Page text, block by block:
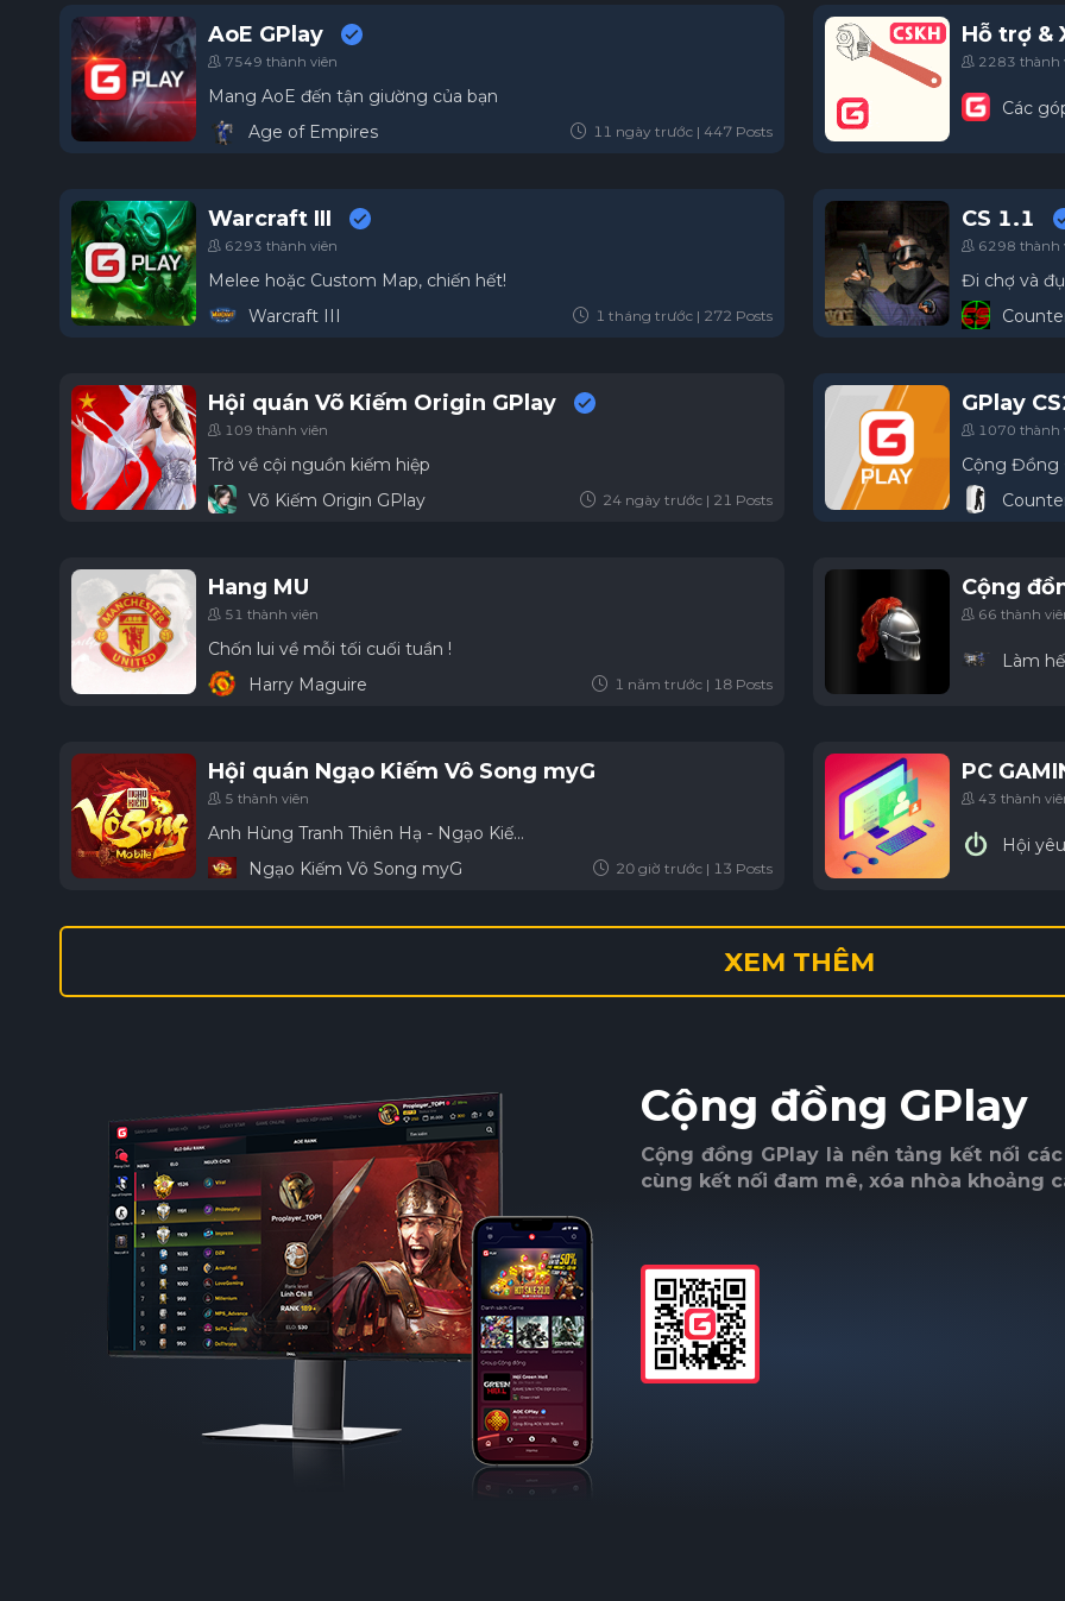
AoE GPlay
7549 thành viên
Mang AoE đến tận giường của bạn
Age of Empires
11 ngày trước | 447 Posts
Hỗ trợ &
2283 thành
Các
Warcraft III
6293 thành viên
Melee hoặc Custom Map, chiến hết!
Warcraft III
1 tháng trước | 272 Posts
CS 1.1
6298 thành
Đi chợ và
Hội quán Võ Kiếm Origin GPlay
109 thành viên
Trở về cội nguồn kiếm hiệp
Võ Kiếm Origin GPlay
24 ngày trước | 21 Posts
GPlay
1070 thành
Cộng Đồng
Hang MU
51 thành viên
Chốn lui về mỗi tối cuối tuần !
Harry Maguire
1 năm trước | 18 Posts
Cộng
66 thành
Làm
Hội quán Ngạo Kiếm Vô Song myG
5 thành viên
Anh Hùng Tranh Thiên Hạ - Ngạo Kiếm Định Giang Sơn
Ngạo Kiếm Vô Song myG
20 giờ trước | 13 Posts
PC
43 thành
Hội
XEM THÊM
Cộng đồng GPlay
Cộng đồng GPlay là nền tảng kết nối
cùng kết nối đam mê, xóa nhòa khoảng